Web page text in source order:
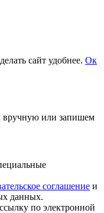
сайт удобнее. Ок
или запишем
соглашение и
данных.
по электронной